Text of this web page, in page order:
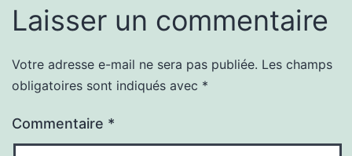
Laisser un commentaire
Votre adresse e-mail ne sera pas publiée. Les champs
obligatoires sont indiqués avec *
Commentaire *